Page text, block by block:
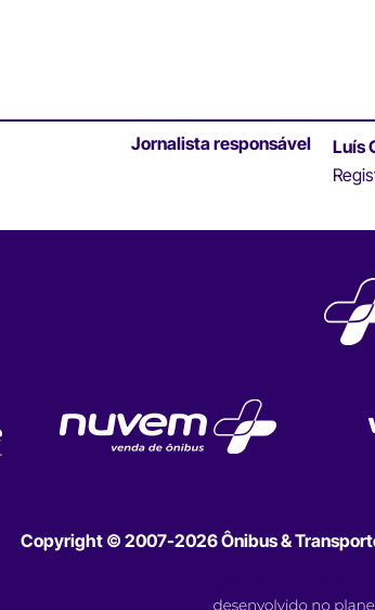
Jornalista responsável
Luís
Copyright © 2007-2026 Ônibus &